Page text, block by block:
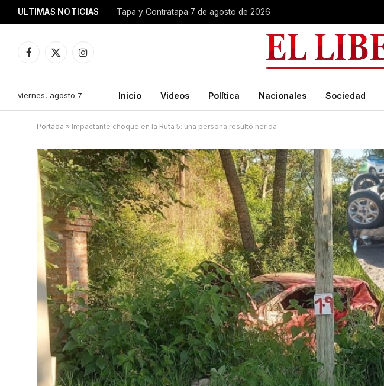
ULTIMAS NOTICIAS Tapa y Contratapa 7 de agosto de 2026
Facebook
X
Instagram
viernes, agosto 7 Inicio Videos Política Nacionales Sociedad
Portada » Impactante choque en la Ruta 5: una persona resultó herida